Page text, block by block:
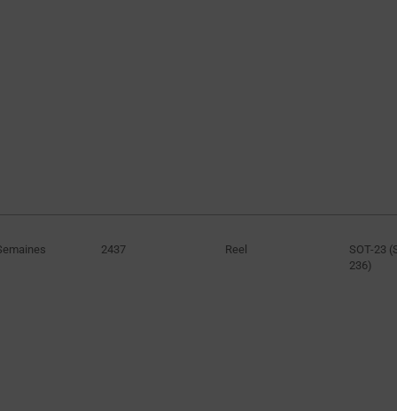
2437 Reel
SOT-23
236)